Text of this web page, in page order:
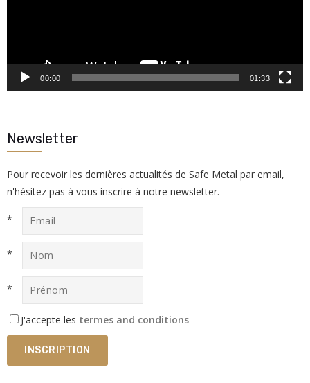
00:00 01:33
Newsletter
Pour recevoir les dernières actualités de Safe Metal par email,
n'hésitez pas à vous inscrire à notre newsletter.
*
*
*
J'accepte les termes and conditions